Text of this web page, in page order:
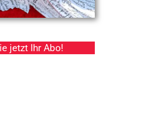
jetzt Ihr Abo!